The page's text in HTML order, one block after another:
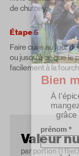
de chutney.
Étape 5
Faire cuire au four
ou jusqu'à ce que le
facilement à la
Valeur
par portion (1